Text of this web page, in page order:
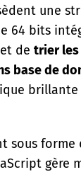
une
64 bits
de trier les
base de
sous forme
gère